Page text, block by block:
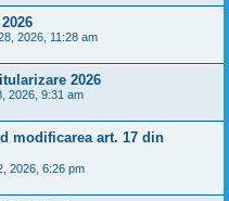
2026, 11:28 am
2026
2026, 9:31 am
modificarea art. 17 din
2026, 6:26 pm